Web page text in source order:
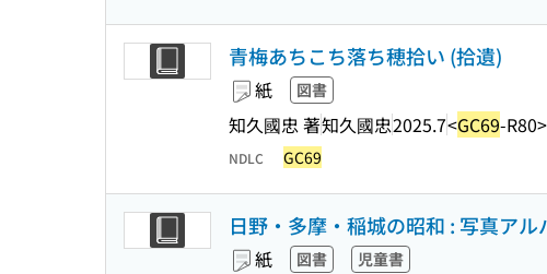
青梅あちこち落ち穂拾い (拾遺)
紙 図書
知久國忠 著知久國忠2025.7<GC69-R80>
NDLC GC69
日野・多摩・稲城の昭和 : 写真アル
紙 図書 児童書